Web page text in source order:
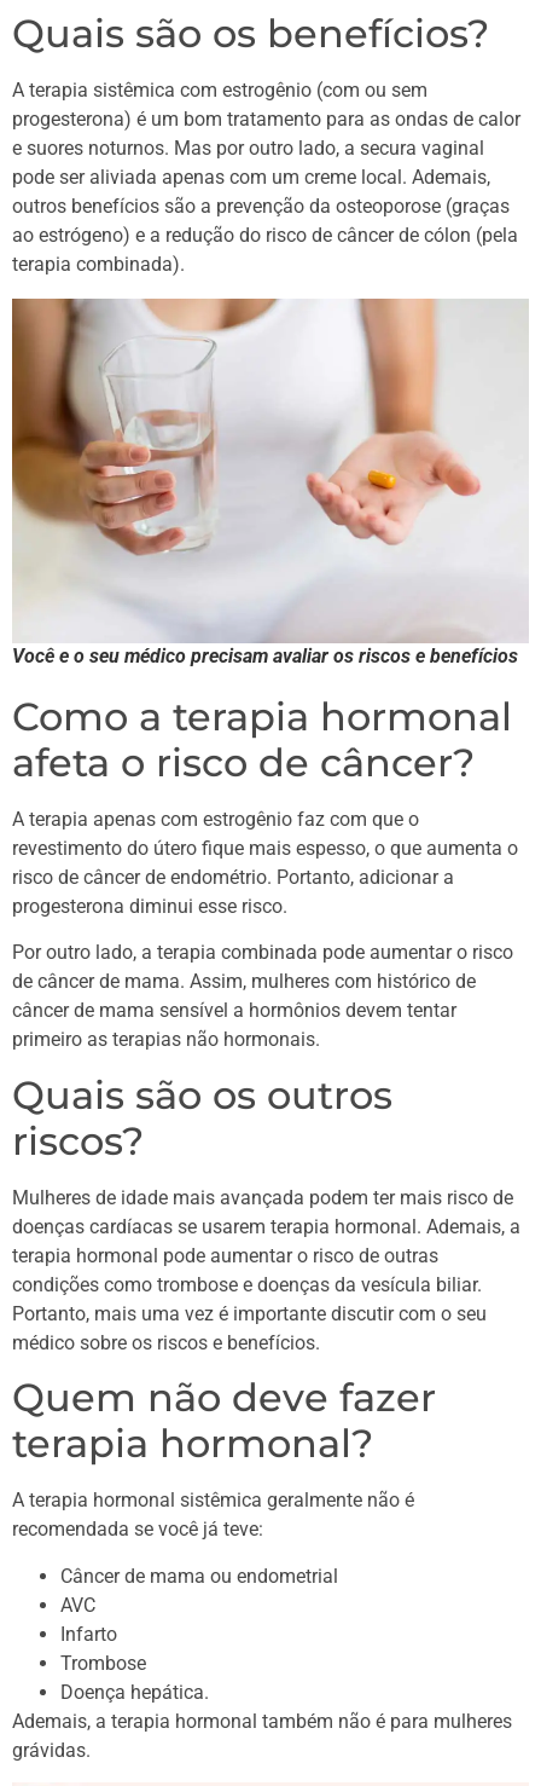
Quais são os benefícios?
A terapia sistêmica com estrogênio (com ou sem
progesterona) é um bom tratamento para as ondas de calor
e suores noturnos. Mas por outro lado, a secura vaginal
pode ser aliviada apenas com um creme local. Ademais,
outros benefícios são a prevenção da osteoporose (graças
ao estrógeno) e a redução do risco de câncer de cólon (pela
terapia combinada).
Você e o seu médico precisam avaliar os riscos e benefícios
Como a terapia hormonal
afeta o risco de câncer?
A terapia apenas com estrogênio faz com que o
revestimento do útero fique mais espesso, o que aumenta o
risco de câncer de endométrio. Portanto, adicionar a
progesterona diminui esse risco.
Por outro lado, a terapia combinada pode aumentar o risco
de câncer de mama. Assim, mulheres com histórico de
câncer de mama sensível a hormônios devem tentar
primeiro as terapias não hormonais.
Quais são os outros
riscos?
Mulheres de idade mais avançada podem ter mais risco de
doenças cardíacas se usarem terapia hormonal. Ademais, a
terapia hormonal pode aumentar o risco de outras
condições como trombose e doenças da vesícula biliar.
Portanto, mais uma vez é importante discutir com o seu
médico sobre os riscos e benefícios.
Quem não deve fazer
terapia hormonal?
A terapia hormonal sistêmica geralmente não é
recomendada se você já teve:
Câncer de mama ou endometrial
AVC
Infarto
Trombose
Doença hepática.
Ademais, a terapia hormonal também não é para mulheres
grávidas.